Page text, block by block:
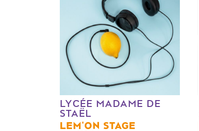
LYCÉE MADAME DE
STAËL
LEM'ON STAGE